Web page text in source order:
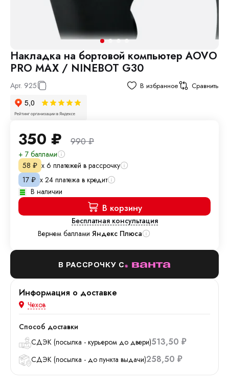
Накладка на бортовой компьютер AOVO
PRO MAX / NINEBOT G30
Арт. 925 В избранное Сравнить
350 ₽ 990₽
+ 7 баллами
58 ₽ х 6 платежей в рассрочку
17 ₽ х 24 платежа в кредит
В наличии
В корзину
Бесплатная консультация
Вернем баллами Яндекс Плюса
В РАССРОЧКУ С
Информация о доставке
Чехов
Способ доставки
СДЭК (посылка - курьером до двери)513,50 ₽
СДЭК (посылка - до пункта выдачи)258,50 ₽